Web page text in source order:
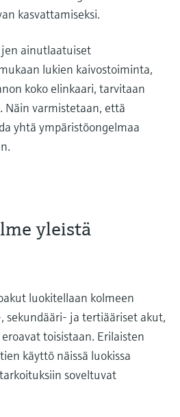
kasvattamiseksi.
ainutlaatuiset
lukien kaivostoiminta,
koko elinkaari, tarvitaan
Näin varmistetaan, että
yhtä ympäristöongelmaa
yleistä
luokitellaan kolmeen
sekundääri- ja tertiääriset akut,
toisistaan. Erilaisten
käyttö näissä luokissa
soveltuvat